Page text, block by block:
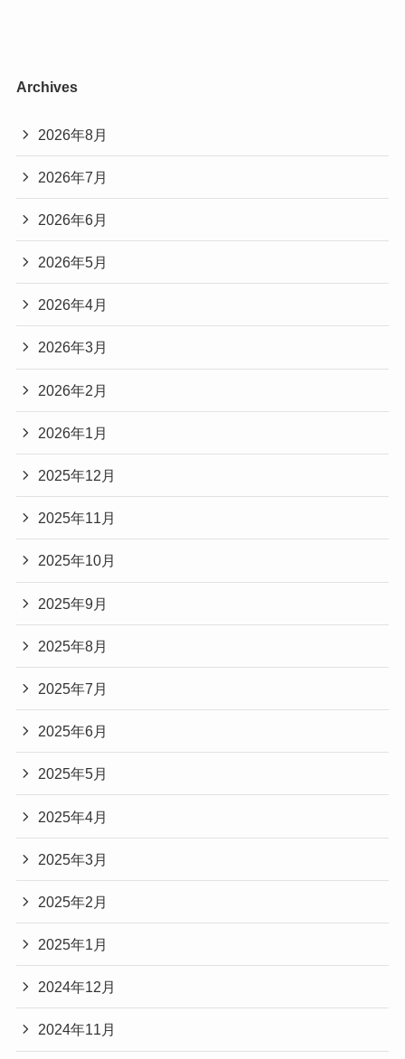
Archives
2026年8月
2026年7月
2026年6月
2026年5月
2026年4月
2026年3月
2026年2月
2026年1月
2025年12月
2025年11月
2025年10月
2025年9月
2025年8月
2025年7月
2025年6月
2025年5月
2025年4月
2025年3月
2025年2月
2025年1月
2024年12月
2024年11月